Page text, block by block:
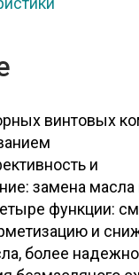
винтовых
и
замена масла
функции:
и
более